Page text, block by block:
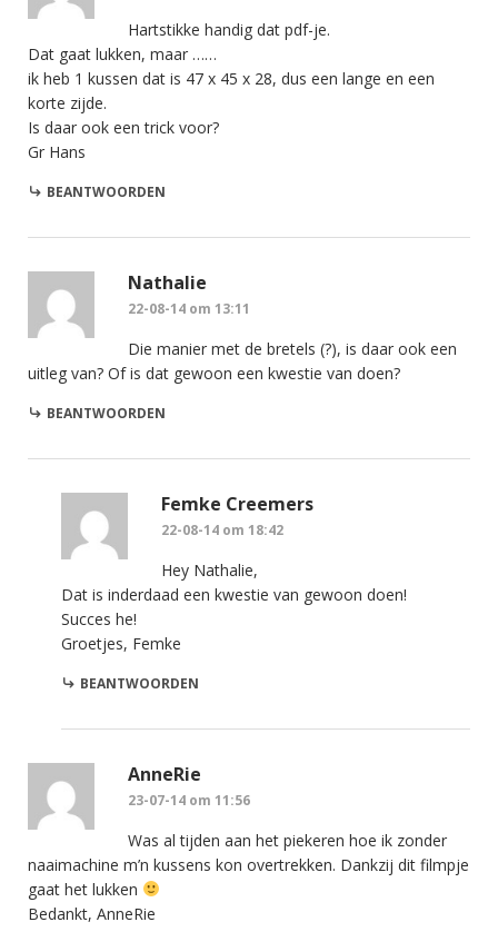
Hartstikke handig dat pdf-je.
Dat gaat lukken, maar ……
ik heb 1 kussen dat is 47 x 45 x 28, dus een lange en een
korte zijde.
Is daar ook een trick voor?
Gr Hans
BEANTWOORDEN
Nathalie
22-08-14 om 13:11
Die manier met de bretels (?), is daar ook een
uitleg van? Of is dat gewoon een kwestie van doen?
BEANTWOORDEN
Femke Creemers
22-08-14 om 18:42
Hey Nathalie,
Dat is inderdaad een kwestie van gewoon doen!
Succes he!
Groetjes, Femke
BEANTWOORDEN
AnneRie
23-07-14 om 11:56
Was al tijden aan het piekeren hoe ik zonder
naaimachine m’n kussens kon overtrekken. Dankzij dit filmpje
gaat het lukken
Bedankt, AnneRie